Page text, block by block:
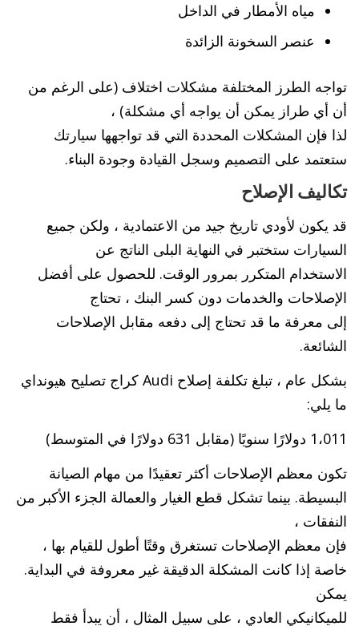
مياه الأمطار في الداخل
عنصر السخونة الزائدة
تواجه الطرز المختلفة مشكلات اختلاف (على الرغم من
أن أي طراز يمكن أن يواجه أي مشكلة) ،
لذا فإن المشكلات المحددة التي قد تواجهها سيارتك
ستعتمد على التصميم وسجل القيادة وجودة البناء.
تكاليف الإصلاح
قد يكون لأودي تاريخ جيد من الاعتمادية ، ولكن جميع
السيارات ستختبر في النهاية البلى الناتج عن
الاستخدام المتكرر بمرور الوقت. للحصول على أفضل
الإصلاحات والخدمات دون كسر البنك ، تحتاج
إلى معرفة ما قد تحتاج إلى دفعه مقابل الإصلاحات
الشائعة.
بشكل عام ، تبلغ تكلفة إصلاح Audi كراج تصليح هيونداي
ما يلي:
1،011 دولارًا سنويًا (مقابل 631 دولارًا في المتوسط)
تكون معظم الإصلاحات أكثر تعقيدًا من مهام الصيانة
البسيطة. بينما تشكل قطع الغيار والعمالة الجزء الأكبر من
النفقات ،
فإن معظم الإصلاحات تستغرق وقتًا أطول للقيام بها ،
خاصة إذا كانت المشكلة الدقيقة غير معروفة في البداية.
يمكن
للميكانيكي العادي ، على سبيل المثال ، أن يبدأ فقط